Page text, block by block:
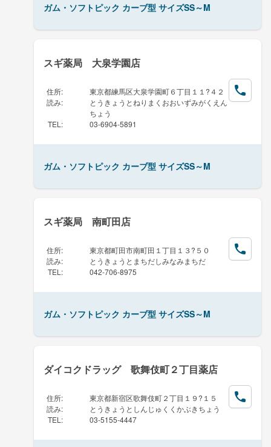
ガム・ソフトピック カーブ型 サイズSS～M
スギ薬局 大泉学園店
住所:
東京都練馬区大泉学園町６丁目１１?４２
読み:
とうきょうとねりまくおおいずみがくえん
ちょう
TEL : 03-6904-5891
ガム・ソフトピック カーブ型 サイズSS～M
スギ薬局 南町田店
住所:
東京都町田市南町田１丁目１３?５０
読み:
とうきょうとまちだしみなみまちだ
TEL : 042-706-8975
ガム・ソフトピック カーブ型 サイズSS～M
ダイコクドラッグ 歌舞伎町２丁目薬店
住所:
東京都新宿区歌舞伎町２丁目１９?１５
読み:
とうきょうとしんじゅくくかぶきちょう
TEL : 03-5155-4447